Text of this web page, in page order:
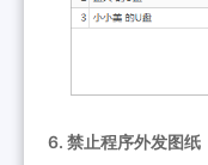
6. 禁止程序外发图纸